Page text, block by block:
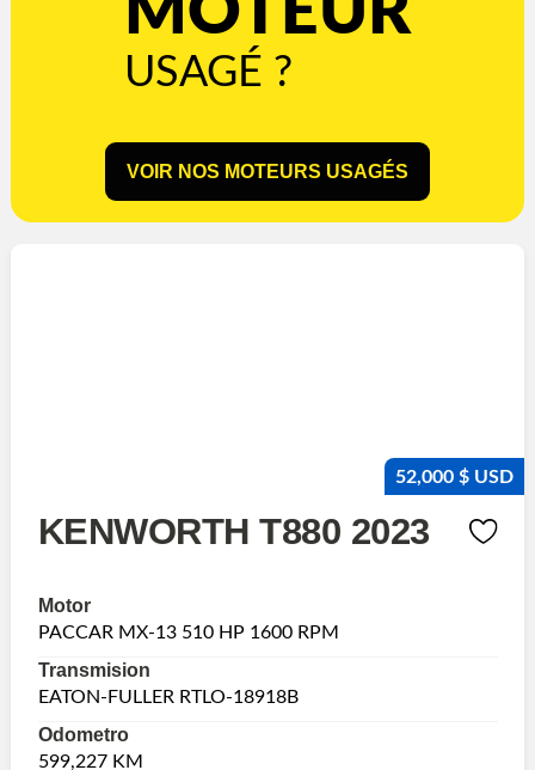
MOTEUR
USAGÉ ?
VOIR NOS MOTEURS USAGÉS
52,000 $ USD
KENWORTH T880 2023
Motor
PACCAR MX-13 510 HP 1600 RPM
Transmision
EATON-FULLER RTLO-18918B
Odometro
599,227 KM